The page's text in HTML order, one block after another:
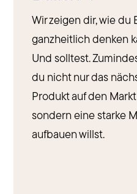
Wir zeigen dir, wie du
ganzheitlich denken
Und solltest.
du nicht nur das
Produkt auf den
sondern eine starke
aufbauen willst.